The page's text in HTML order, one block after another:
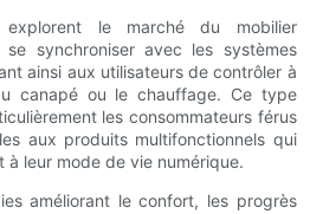
explorent le marché du mobilier
synchroniser avec les systèmes
ainsi aux utilisateurs de contrôler à
canapé ou le chauffage. Ce type
les consommateurs férus
aux produits multifonctionnels qui
leur mode de vie numérique.
améliorant le confort, les progrès